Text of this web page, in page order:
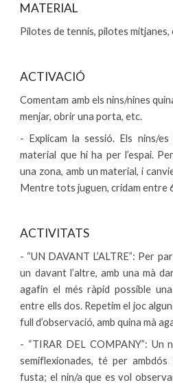
MATERIAL
Pilotes de tennis, pilotes mitjanes,
ACTIVACIÓ
Comentam amb els nins/nines
menjar, obrir una porta, etc.
- Explicam la sessió. Els nins/
material que hi ha per l’espai.
una zona, amb un material, i
Mentre tots juguen, cridam entre
ACTIVITATS
- “UN DAVANT L’ALTRE”: Per
un davant l’altre, amb una mà
agafin el més ràpid possible
entre ells dos. Repetim el joc
full d’observació, amb quina mà
- “TIRAR DEL COMPANY”: Un
semiflexionades, té per
fusta; el nin/a que es vol